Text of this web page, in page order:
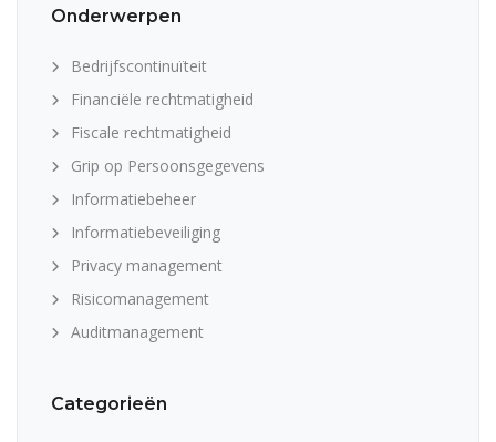
Onderwerpen
Bedrijfscontinuïteit
Financiële rechtmatigheid
Fiscale rechtmatigheid
Grip op Persoonsgegevens
Informatiebeheer
Informatiebeveiliging
Privacy management
Risicomanagement
Auditmanagement
Categorieën